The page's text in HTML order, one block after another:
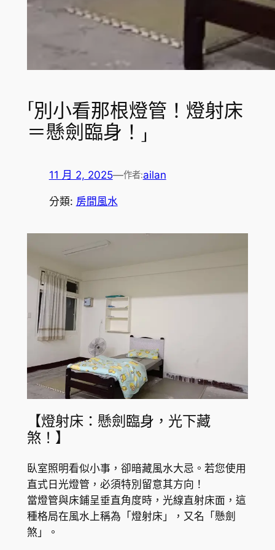
「別小看那根燈管！燈射床
＝懸劍臨身！」
11 月 2, 2025—作者:ailan
分類: 房間風水
【燈射床：懸劍臨身，光下藏
煞！】
臥室照明看似小事，卻暗藏風水大忌。若您使用
直式日光燈管，必須特別留意其方向！
當燈管與床鋪呈垂直角度時，光線直射床面，這
種格局在風水上稱為「燈射床」，又名「懸劍
煞」。